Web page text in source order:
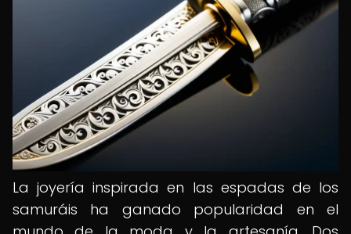
La joyería inspirada en las espadas de los
samuráis ha ganado popularidad en el